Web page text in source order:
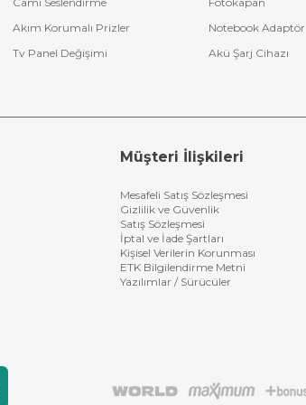
Akım Korumalı Prizler Notebook Adaptör
Tv Panel Değişimi Akü Şarj Cihazı
Müşteri İlişkileri
Mesafeli Satış Sözleşmesi
Gizlilik ve Güvenlik
Satış Sözleşmesi
İptal ve İade Şartları
Kişisel Verilerin Korunması
ETK Bilgilendirme Metni
Yazılımlar / Sürücüler